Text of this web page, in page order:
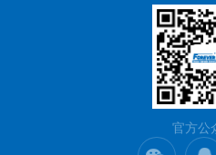
官方公